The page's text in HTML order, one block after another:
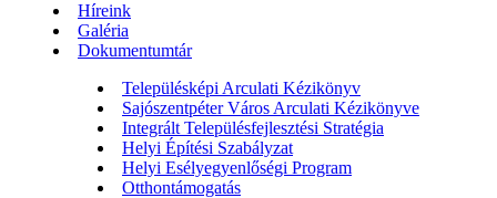
Híreink
Galéria
Dokumentumtár
Településképi Arculati Kézikönyv
Sajószentpéter Város Arculati Kézikönyve
Integrált Településfejlesztési Stratégia
Helyi Építési Szabályzat
Helyi Esélyegyenlőségi Program
Otthontámogatás